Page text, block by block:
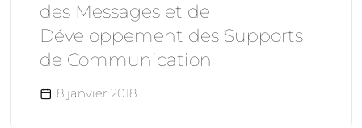
des Messages et de
Développement des Supports
de Communication
8 janvier 2018